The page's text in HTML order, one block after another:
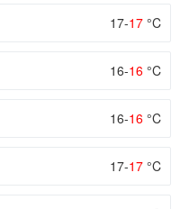
17-17 °C
16-16 °C
16-16 °C
17-17 °C